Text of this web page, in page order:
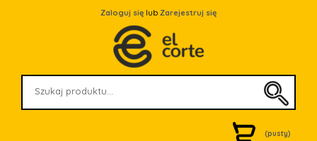
Zaloguj się lub Zarejestruj się
(pusty)